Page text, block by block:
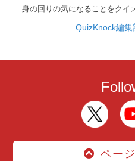
身の回りの気になることをクイ
QuizKnock編
ペー